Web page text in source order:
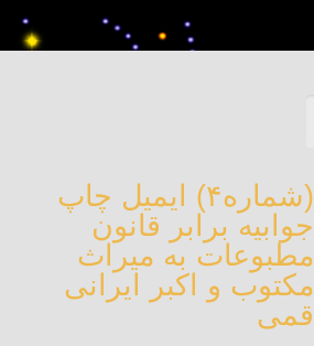
(شماره۴) ایمیل چاپ
جوابیه برابر قانون
مطبوعات به میراث
مکتوب و اکبر ایرانی
قمی